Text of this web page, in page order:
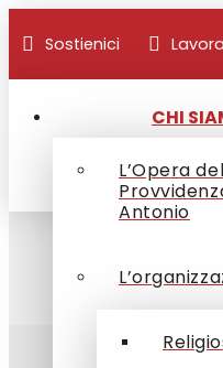
Sostienici
CHI
L’Opera
Antonio
News /
OPSA